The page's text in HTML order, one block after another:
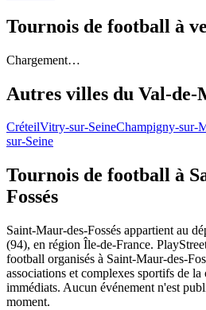
Tournois de football à
Chargement…
Autres villes du Val-de-
CréteilVitry-sur-SeineChampigny-sur-
sur-Seine
Tournois de football à
Fossés
Saint-Maur-des-Fossés appartient au
(94), en région Île-de-France.
football organisés à Saint-Maur-des-
associations et complexes sportifs de
immédiats. Aucun événement n'est
moment.